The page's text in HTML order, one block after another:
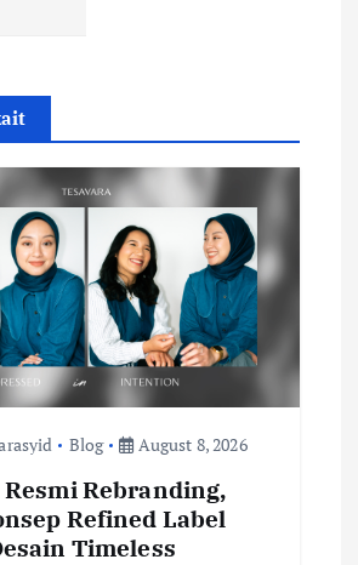
Blog August 8, 2026
Resmi Rebranding,
Refined Label
Timeless